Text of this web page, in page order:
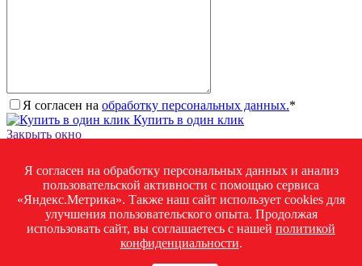
Я согласен на обработку персональных данных.*
Купить в один клик
Закрыть окно
Загрузка товара
Заполните данные для запроса цены
Я согласен на обработку персональных данных и анализ
пользовательской активности с помощью сервиса
«Яндекс.Метрика». Также наш сайт использует cookies для
улучшения пользовательского опыта. Продолжая
использовать сайт, вы соглашаетесь с нашей политикой
конфиденциальности.